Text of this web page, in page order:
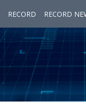
RECORD RECORD